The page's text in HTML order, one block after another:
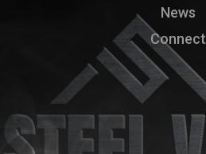
News
Connect